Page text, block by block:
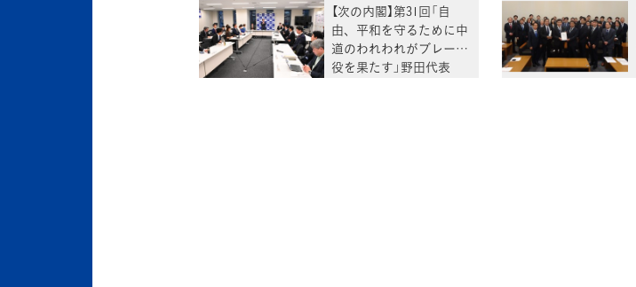
【次の内閣】第31回「自
由、平和を守るために中
道のわれわれがブレーキ
役を果たす」野田代表